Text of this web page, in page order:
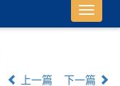
导
航
上一篇 下一篇